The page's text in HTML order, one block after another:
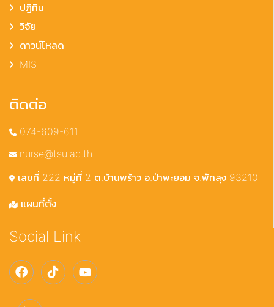
ปฏิทิน
วิจัย
ดาวน์โหลด
MIS
ติดต่อ
074-609-611
nurse@tsu.ac.th
เลขที่ 222 หมู่ที่ 2 ต.บ้านพร้าว อ.ป่าพะยอม จ.พัทลุง 93210
แผนที่ตั้ง
Social Link